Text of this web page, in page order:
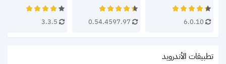
6.0.10
0.54.4597.97
3.3.5
تطبيقات الأندرويد